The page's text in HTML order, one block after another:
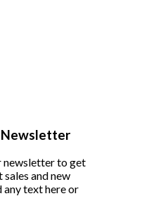
Newsletter
newsletter to get
and new
text here or